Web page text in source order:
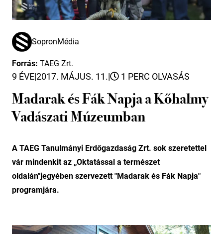
SopronMédia
Forrás: TAEG Zrt.
9 ÉVE|2017. MÁJUS. 11.| 1 PERC OLVASÁS
Madarak és Fák Napja a Kőhalmy
Vadászati Múzeumban
A TAEG Tanulmányi Erdőgazdaság Zrt. sok szeretettel
vár mindenkit az „Oktatással a természet
oldalán"jegyében szervezett "Madarak és Fák Napja"
programjára.